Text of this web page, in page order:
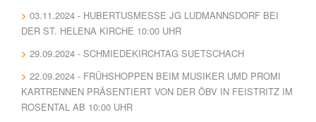
03.11.2024 - HUBERTUSMESSE JG LUDMANNSDORF BEI
DER ST. HELENA KIRCHE 10:00 UHR
29.09.2024 - SCHMIEDEKIRCHTAG SUETSCHACH
22.09.2024 - FRÜHSHOPPEN BEIM MUSIKER UMD PROMI
KARTRENNEN PRÄSENTIERT VON DER ÖBV IN FEISTRITZ IM
ROSENTAL AB 10:00 UHR